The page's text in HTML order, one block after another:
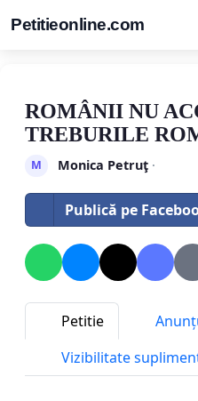
Petitieonline.com
ROMÂNII NU
TREBURILE
M Monica Petruţ·
Publică pe
Petitie
Vizibilitate